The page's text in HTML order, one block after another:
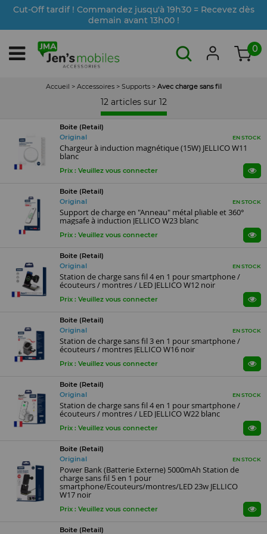
Cut-Off tardif ! Commandez jusqu'à 19h30 = Recevez dès
demain avant 13h00 !
0
Accueil > Accessoires > Supports > Avec charge sans fil
12 articles sur 12
Boite (Retail)
Original
EN STOCK
Chargeur à induction magnétique (15W) JELLICO W11
blanc
Prix : Veuillez vous connecter
Boite (Retail)
Original
EN STOCK
Support de charge en "Anneau" métal pliable et 360°
magsafe à induction JELLICO W23 blanc
Prix : Veuillez vous connecter
Boite (Retail)
Original
EN STOCK
Station de charge sans fil 4 en 1 pour smartphone /
écouteurs / montres / LED JELLICO W12 noir
Prix : Veuillez vous connecter
Boite (Retail)
Original
EN STOCK
Station de charge sans fil 3 en 1 pour smartphone /
écouteurs / montres JELLICO W16 noir
Prix : Veuillez vous connecter
Boite (Retail)
Original
EN STOCK
Station de charge sans fil 4 en 1 pour smartphone /
écouteurs / montres / LED JELLICO W22 blanc
Prix : Veuillez vous connecter
Boite (Retail)
Original
EN STOCK
Power Bank (Batterie Externe) 5000mAh Station de
charge sans fil 5 en 1 pour
smartphone/Ecouteurs/montres/LED 23w JELLICO
W17 noir
Prix : Veuillez vous connecter
Boite (Retail)